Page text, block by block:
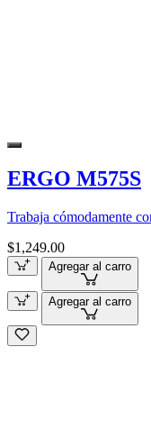
ERGO M575S
Trabaja cómodamente
$1,249.00
Agregar al carro
Agregar al carro